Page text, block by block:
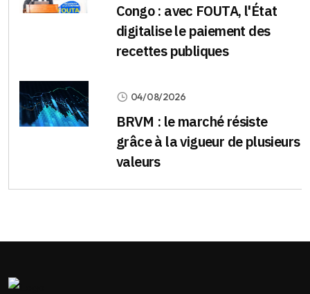
Congo : avec FOUTA, l'État
digitalise le paiement des
recettes publiques
04/08/2026
BRVM : le marché résiste
grâce à la vigueur de plusieurs
valeurs